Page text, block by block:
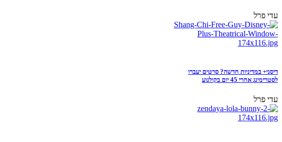
עדי פרל
דיסני+ במדיניות חדשה? סרטים יעברו
לסטרימינג אחרי 45 יום בקולנוע
עדי פרל